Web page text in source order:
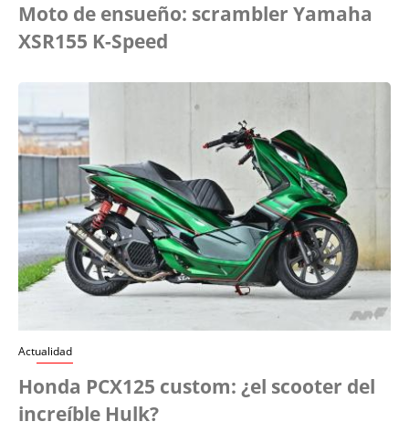
Moto de ensueño: scrambler Yamaha
XSR155 K-Speed
Actualidad
Honda PCX125 custom: ¿el scooter del
increíble Hulk?